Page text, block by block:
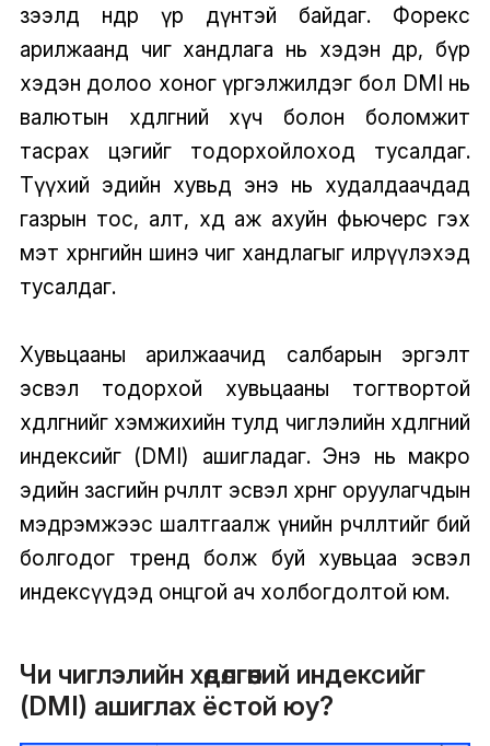
зээлд өндөр үр дүнтэй байдаг. Форекс
арилжаанд чиг хандлага нь хэдэн өдөр, бүр
хэдэн долоо хоног үргэлжилдэг бол DMI нь
валютын хөдөлгөөний хүч болон боломжит
тасрах цэгийг тодорхойлоход тусалдаг.
Түүхий эдийн хувьд энэ нь худалдаачдад
газрын тос, алт, хөдөө аж ахуйн фьючерс гэх
мэт хөрөнгийн шинэ чиг хандлагыг илрүүлэхэд
тусалдаг.
Хувьцааны арилжаачид салбарын эргэлт
эсвэл тодорхой хувьцааны тогтвортой
хөдөлгөөнийг хэмжихийн тулд чиглэлийн хөдөлгөөний
индексийг (DMI) ашигладаг. Энэ нь макро
эдийн засгийн өөрчлөлт эсвэл хөрөнгө оруулагчдын
мэдрэмжээс шалтгаалж үнийн өөрчлөлтийг бий
болгодог тренд болж буй хувьцаа эсвэл
индексүүдэд онцгой ач холбогдолтой юм.
Чи чиглэлийн хөдөлгөөний индексийг
(DMI) ашиглах ёстой юу?